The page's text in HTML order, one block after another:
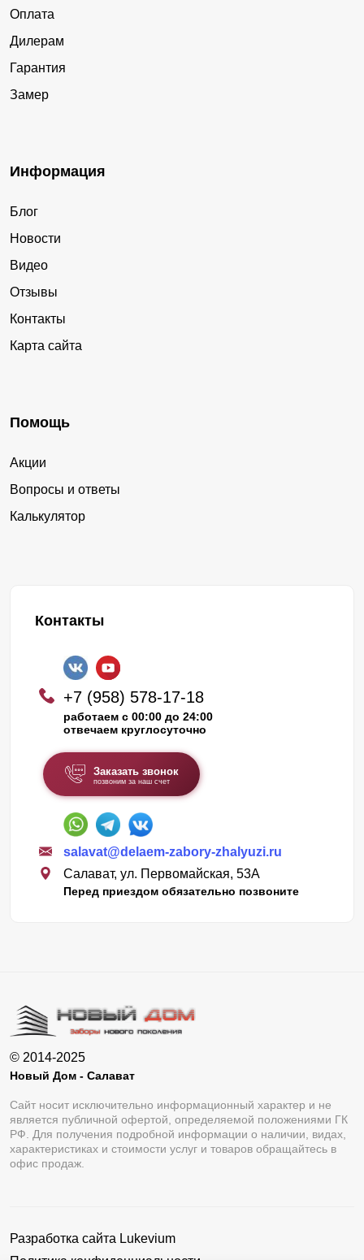
Оплата
Дилерам
Гарантия
Замер
Информация
Блог
Новости
Видео
Отзывы
Контакты
Карта сайта
Помощь
Акции
Вопросы и ответы
Калькулятор
Контакты
+7 (958) 578-17-18
работаем с 00:00 до 24:00
отвечаем круглосуточно
Заказать звонок
позвоним за наш счет
salavat@delaem-zabory-zhalyuzi.ru
Салават, ул. Первомайская, 53А
Перед приездом обязательно позвоните
© 2014-2025
Новый Дом - Салават
Сайт носит исключительно информационный характер и не
является публичной офертой, определяемой положениями ГК
РФ. Для получения подробной информации о наличии, видах,
характеристиках и стоимости услуг и товаров обращайтесь в
офис продаж.
Разработка сайта Lukevium